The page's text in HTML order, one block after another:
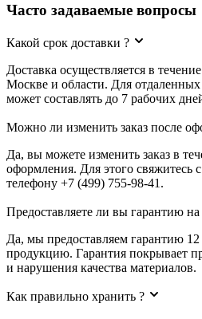
Часто задаваемые вопросы
Какой срок доставки ?
Доставка осуществляется в
Москве и области. Для отдаленных
может составлять до 7 рабочих
Можно ли изменить заказ после
Да, вы можете изменить заказ в
оформления. Для этого
телефону +7 (499) 755-98-41.
Предоставляете ли вы гарантию на
Да, мы предоставляем гарантию
продукцию. Гарантия покрывает
и нарушения качества материалов.
Как правильно хранить ?